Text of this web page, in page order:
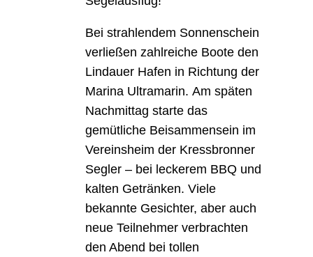
Bei strahlendem Sonnenschein
verließen zahlreiche Boote den
Lindauer Hafen in Richtung der
Marina Ultramarin. Am späten
Nachmittag starte das
gemütliche Beisammensein im
Vereinsheim der Kressbronner
Segler – bei leckerem BBQ und
kalten Getränken. Viele
bekannte Gesichter, aber auch
neue Teilnehmer verbrachten
den Abend bei tollen